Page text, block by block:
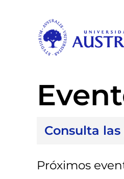
Consulta
Próximos